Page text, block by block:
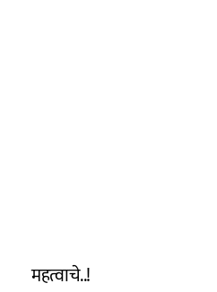
महत्वाचे..!